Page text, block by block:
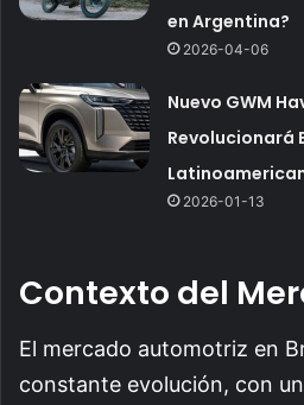
en Argentina?
2026-04-06
Nuevo GWM
Revolucionará
2026-01-13
Contexto del
El mercado automotriz en
constante evolución, con